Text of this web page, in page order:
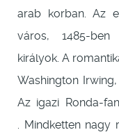
arab korban. Az
város, 1485-
királyok. A
Washington
Az igazi Ronda-
. Mindketten nagy